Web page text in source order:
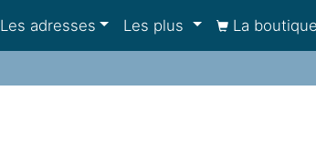
Les adresses Les plus La